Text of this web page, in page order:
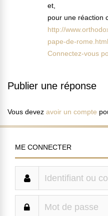
et,
pour une réaction
http://
pape-de-
Connectez-vous
Publier une réponse
Vous devez avoir un compte
ME CONNECTER